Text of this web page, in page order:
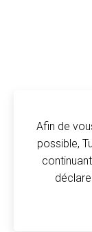
Afin de
possible,